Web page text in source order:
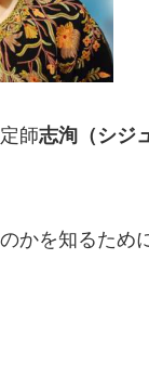
師志洵（シジ
かを知るため